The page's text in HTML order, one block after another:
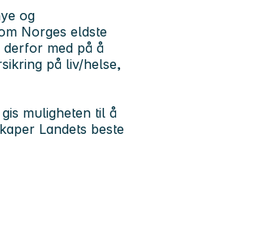
og
Norges eldste
med på å
på liv/helse,
muligheten til å
Landets beste